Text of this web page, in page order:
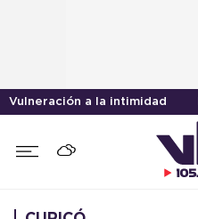
Vulneración a la intimidad